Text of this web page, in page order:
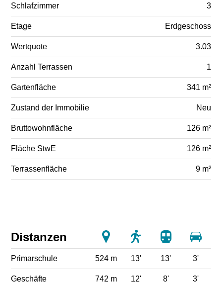
Distanzen
Primarschule 524 m 13' 13' 3'
Geschäfte 742 m 12' 8' 3'
Schlafzimmer 3
Etage Erdgeschoss
Wertquote 3.03
Anzahl Terrassen 1
Gartenfläche 341 m²
Zustand der Immobilie Neu
Bruttowohnfläche 126 m²
Fläche StwE 126 m²
Terrassenfläche 9 m²